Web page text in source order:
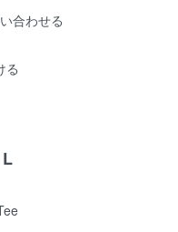
合わせる
る